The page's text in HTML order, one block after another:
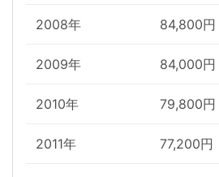
2008年 84,800円
2009年 84,000円
2010年 79,800円
2011年 77,200円